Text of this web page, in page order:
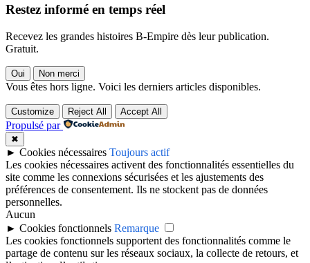
Restez informé en temps réel
Recevez les grandes histoires B-Empire dès leur publication.
Gratuit.
Oui Non merci
Vous êtes hors ligne. Voici les derniers articles disponibles.
Customize Reject All Accept All
Propulsé par
✖
► Cookies nécessaires Toujours actif
Les cookies nécessaires activent des fonctionnalités essentielles du
site comme les connexions sécurisées et les ajustements des
préférences de consentement. Ils ne stockent pas de données
personnelles.
Aucun
► Cookies fonctionnels Remarque
Les cookies fonctionnels supportent des fonctionnalités comme le
partage de contenu sur les réseaux sociaux, la collecte de retours, et